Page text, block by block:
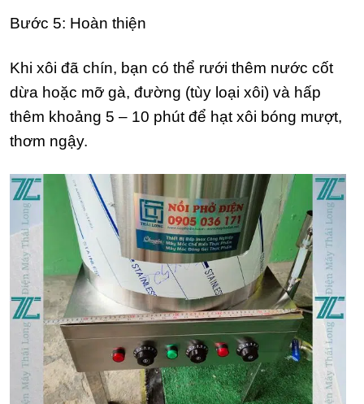
Bước 5: Hoàn thiện
Khi xôi đã chín, bạn có thể rưới thêm nước cốt
dừa hoặc mỡ gà, đường (tùy loại xôi) và hấp
thêm khoảng 5 – 10 phút để hạt xôi bóng mượt,
thơm ngậy.